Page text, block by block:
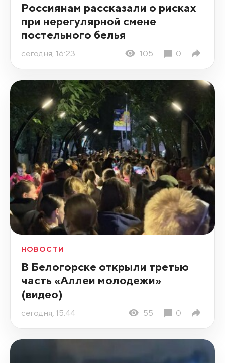
Россиянам рассказали о рисках
при нерегулярной смене
постельного белья
сегодня, 16:23 105 0
НОВОСТИ
В Белогорске открыли третью
часть «Аллеи молодежи»
(видео)
сегодня, 15:44 55 0